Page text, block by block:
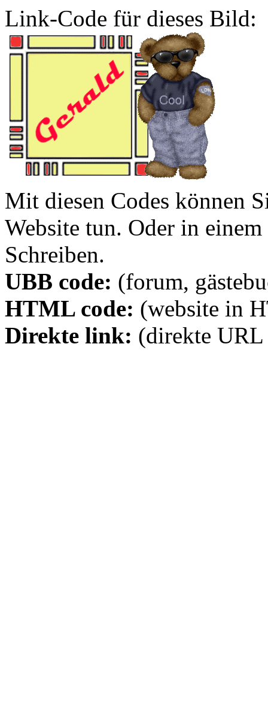
Link-Code für dieses Bild:
Mit diesen Codes können
Website tun. Oder in
Schreiben.
UBB code: (forum,
HTML code: (website in
Direkte link: (direkte